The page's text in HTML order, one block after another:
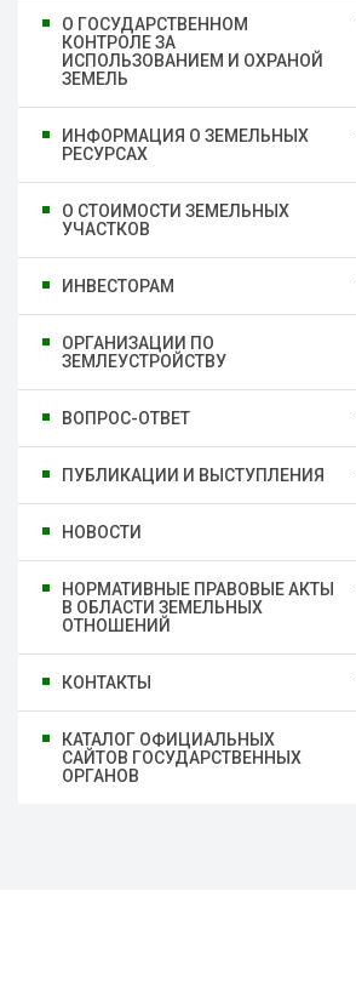
О ГОСУДАРСТВЕННОМ
КОНТРОЛЕ ЗА
ИСПОЛЬЗОВАНИЕМ И ОХРАНОЙ
ЗЕМЕЛЬ
ИНФОРМАЦИЯ О ЗЕМЕЛЬНЫХ
РЕСУРСАХ
О СТОИМОСТИ ЗЕМЕЛЬНЫХ
УЧАСТКОВ
ИНВЕСТОРАМ
ОРГАНИЗАЦИИ ПО
ЗЕМЛЕУСТРОЙСТВУ
ВОПРОС-ОТВЕТ
ПУБЛИКАЦИИ И ВЫСТУПЛЕНИЯ
НОВОСТИ
НОРМАТИВНЫЕ ПРАВОВЫЕ АКТЫ
В ОБЛАСТИ ЗЕМЕЛЬНЫХ
ОТНОШЕНИЙ
КОНТАКТЫ
КАТАЛОГ ОФИЦИАЛЬНЫХ
САЙТОВ ГОСУДАРСТВЕННЫХ
ОРГАНОВ